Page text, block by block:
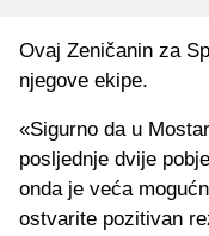
Ovaj Zeničanin za
njegove ekipe.
«Sigurno da u
posljednje dvije
onda je veća
ostvarite pozitivan